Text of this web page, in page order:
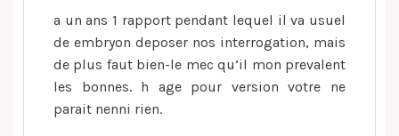
a un ans 1 rapport pendant lequel il va usuel
de embryon deposer nos interrogation, mais
de plus faut bien-le mec qu’il mon prevalent
les bonnes. h age pour version votre ne
parait nenni rien.